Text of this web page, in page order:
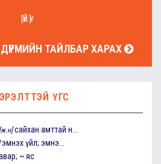
[ҮЙ.Ү]
ТАЙЛБАР ХАРАХ
ЭРЭЛТТЭЙ ҮГС
[ж.н] сайхан амттай н...
эмнэх үйл; эмнэ...
~ яс